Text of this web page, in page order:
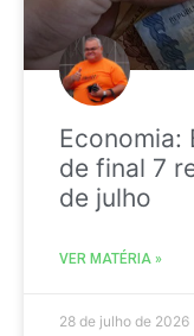
Economia:
de final 7
de julho
VER MATÉRIA »
28 de julho de 2026